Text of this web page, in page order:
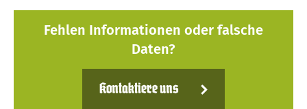
Fehlen Informationen oder falsche
Daten?
Kontaktiere uns